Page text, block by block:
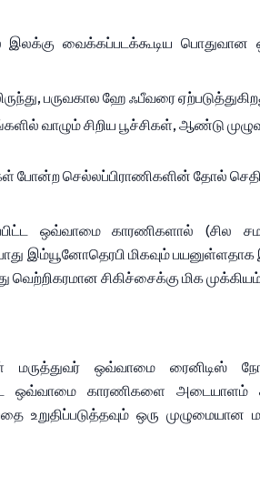
இலக்கு வைக்கப்படக்கூடிய
பருவகால ஹே ஃபீவரை
வாழும் சிறிய பூச்சிகள், ஆண்டு
போன்ற செல்லப்பிராணிகளின் தோல்
ஒவ்வாமை காரணிகளால் (சில
இம்யூனோதெரபி மிகவும் பயனுள்ளதாக
சிகிச்சைக்கு மிக
ஒவ்வாமை ரைனிடிஸ்
ஒவ்வாமை காரணிகளை அடையாளம்
ஒரு முழுமையான